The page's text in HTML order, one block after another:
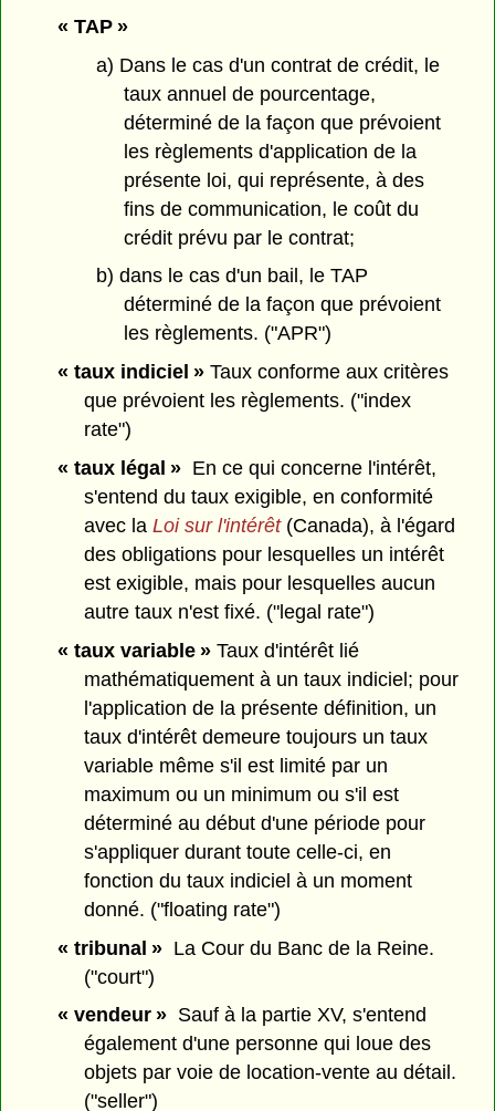
« TAP »
a) Dans le cas d'un contrat de crédit, le
taux annuel de pourcentage,
déterminé de la façon que prévoient
les règlements d'application de la
présente loi, qui représente, à des
fins de communication, le coût du
crédit prévu par le contrat;
b) dans le cas d'un bail, le TAP
déterminé de la façon que prévoient
les règlements. ("APR")
« taux indiciel »Taux conforme aux critères
que prévoient les règlements. ("index
rate")
« taux légal »En ce qui concerne l'intérêt,
s'entend du taux exigible, en conformité
avec laLoi sur l'intérêt (Canada), à l'égard
des obligations pour lesquelles un intérêt
est exigible, mais pour lesquelles aucun
autre taux n'est fixé. ("legal rate")
« taux variable »Taux d'intérêt lié
mathématiquement à un taux indiciel; pour
l'application de la présente définition, un
taux d'intérêt demeure toujours un taux
variable même s'il est limité par un
maximum ou un minimum ou s'il est
déterminé au début d'une période pour
s'appliquer durant toute celle-ci, en
fonction du taux indiciel à un moment
donné. ("floating rate")
« tribunal »La Cour du Banc de la Reine.
("court")
« vendeur »Sauf à la partie XV, s'entend
également d'une personne qui loue des
objets par voie de location-vente au détail.
("seller")